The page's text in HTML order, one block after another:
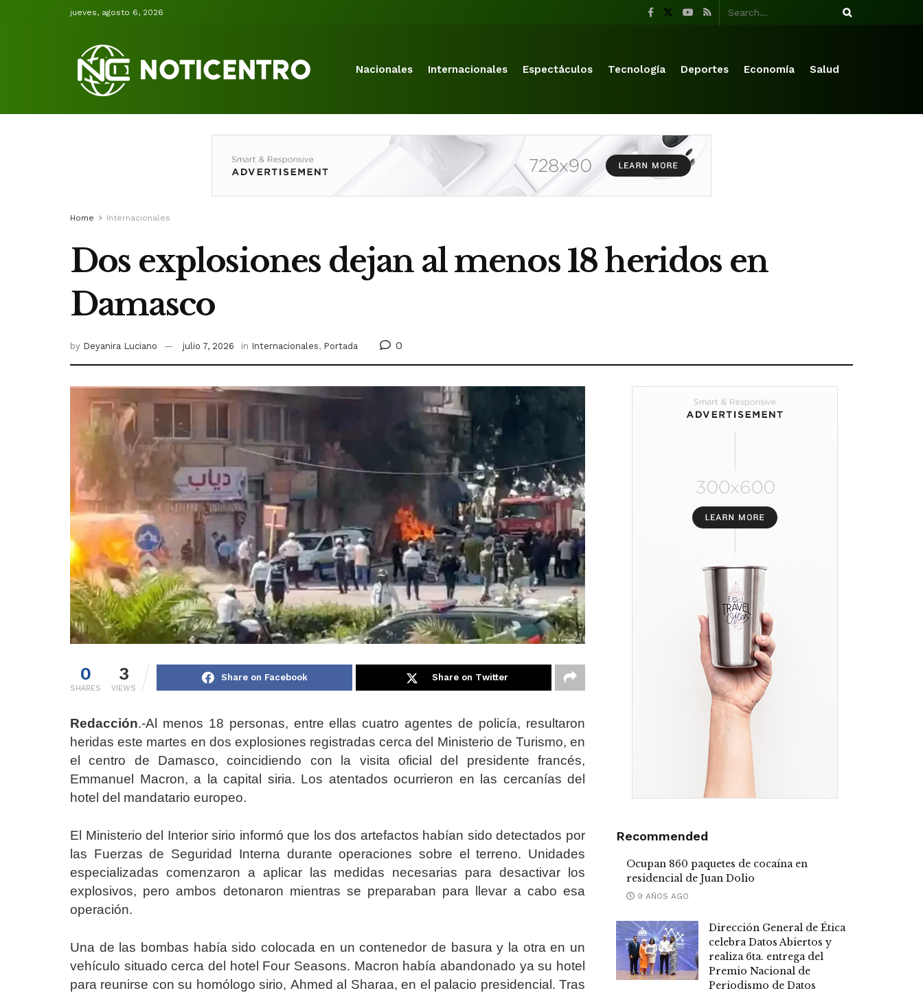
jueves, agosto 6, 2026
Nacionales Internacionales Espectáculos Tecnología Deportes Economía Salud
Home Internacionales
Dos explosiones dejan al menos 18 heridos en
Damasco
by Deyanira Luciano julio 7, 2026 in Internacionales, Portada 0
0
SHARES
3
VIEWS
Share on Facebook Share on Twitter
Redacción.-Al menos 18 personas, entre ellas cuatro agentes de policía, resultaron
heridas este martes en dos explosiones registradas cerca del Ministerio de Turismo, en
el centro de Damasco, coincidiendo con la visita oficial del presidente francés,
Emmanuel Macron, a la capital siria. Los atentados ocurrieron en las cercanías del
hotel del mandatario europeo.
El Ministerio del Interior sirio informó que los dos artefactos habían sido detectados por
las Fuerzas de Seguridad Interna durante operaciones sobre el terreno. Unidades
especializadas comenzaron a aplicar las medidas necesarias para desactivar los
explosivos, pero ambos detonaron mientras se preparaban para llevar a cabo esa
operación.
Una de las bombas había sido colocada en un contenedor de basura y la otra en un
vehículo situado cerca del hotel Four Seasons. Macron había abandonado ya su hotel
para reunirse con su homólogo sirio, Ahmed al Sharaa, en el palacio presidencial. Tras
Recommended
Ocupan 860 paquetes de cocaína en
residencial de Juan Dolio
9 AÑOS AGO
Dirección General de Ética
celebra Datos Abiertos y
realiza 6ta. entrega del
Premio Nacional de
Periodismo de Datos